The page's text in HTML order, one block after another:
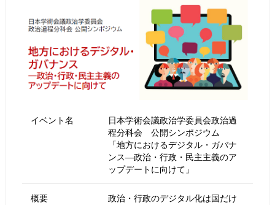
イベント名
日本学術会議政治学委員会政治過
程分科会 公開シンポジウム
「地方におけるデジタル・ガバナ
ンス―政治・行政・民主主義のア
ップデートに向けて」
概要
政治・行政のデジタル化は国だけ